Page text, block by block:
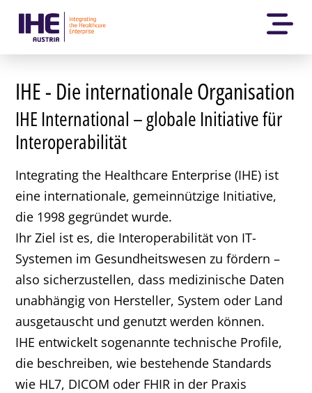
IHE - Die internationale Organisation
IHE International – globale Initiative für
Interoperabilität
Integrating the Healthcare Enterprise (IHE) ist
eine internationale, gemeinnützige Initiative,
die 1998 gegründet wurde.
Ihr Ziel ist es, die Interoperabilität von IT-
Systemen im Gesundheitswesen zu fördern –
also sicherzustellen, dass medizinische Daten
unabhängig von Hersteller, System oder Land
ausgetauscht und genutzt werden können.
IHE entwickelt sogenannte technische Profile,
die beschreiben, wie bestehende Standards
wie HL7, DICOM oder FHIR in der Praxis